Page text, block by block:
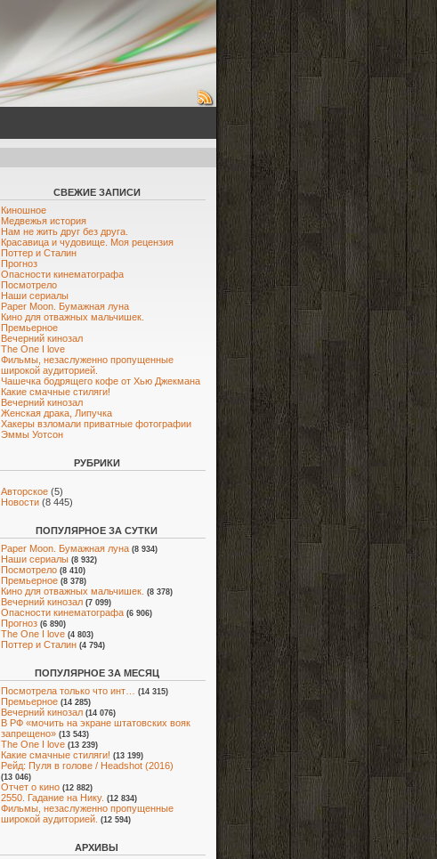
СВЕЖИЕ ЗАПИСИ
Киношное
Медвежья история
Нам не жить друг без друга.
Красавица и чудовище. Моя рецензия
Поттер и Сталин
Прогноз
Опасности кинематографа
Посмотрело
Наши сериалы
Paper Moon. Бумажная луна
Кино для отважных мальчишек.
Премьерное
Вечерний кинозал
The One I love
Фильмы, незаслуженно пропущенные
широкой аудиторией.
Чашечка бодрящего кофе от Хью Джекмана
Какие смачные стиляги!
Вечерний кинозал
Женская драка, Липучка
Хакеры взломали приватные фотографии
Эммы Уотсон
РУБРИКИ
Авторское (5)
Новости (8 445)
ПОПУЛЯРНОЕ ЗА СУТКИ
Paper Moon. Бумажная луна (8 934)
Наши сериалы (8 932)
Посмотрело (8 410)
Премьерное (8 378)
Кино для отважных мальчишек. (8 378)
Вечерний кинозал (7 099)
Опасности кинематографа (6 906)
Прогноз (6 890)
The One I love (4 803)
Поттер и Сталин (4 794)
ПОПУЛЯРНОЕ ЗА МЕСЯЦ
Посмотрела только что инт…
(14 315)
Премьерное (14 285)
Вечерний кинозал (14 076)
В РФ «мочить на экране штатовских вояк
запрещено» (13 543)
The One I love (13 239)
Какие смачные стиляги! (13 199)
Рейд: Пуля в голове / Headshot (2016)
(13 046)
Отчет о кино (12 882)
2550. Гадание на Нику. (12 834)
Фильмы, незаслуженно пропущенные
широкой аудиторией. (12 594)
АРХИВЫ